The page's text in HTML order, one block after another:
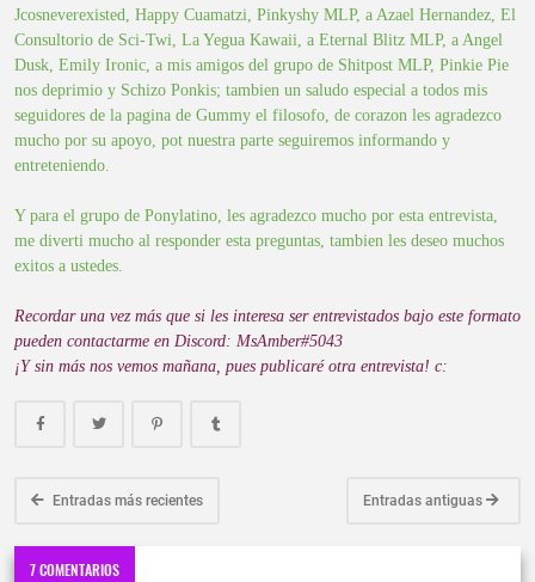
Jcosneverexisted, Happy Cuamatzi, Pinkyshy MLP, a Azael Hernandez, El
Consultorio de Sci-Twi, La Yegua Kawaii, a Eternal Blitz MLP, a Angel
Dusk, Emily Ironic, a mis amigos del grupo de Shitpost MLP, Pinkie Pie
nos deprimio y Schizo Ponkis; tambien un saludo especial a todos mis
seguidores de la pagina de Gummy el filosofo, de corazon les agradezco
mucho por su apoyo, pot nuestra parte seguiremos informando y
entreteniendo.
Y para el grupo de Ponylatino, les agradezco mucho por esta entrevista,
me diverti mucho al responder esta preguntas, tambien les deseo muchos
exitos a ustedes.
Recordar una vez más que si les interesa ser entrevistados bajo este formato
pueden contactarme en Discord: MsAmber#5043
¡Y sin más nos vemos mañana, pues publicaré otra entrevista! c:
Entradas más recientes Entradas antiguas
7 COMENTARIOS